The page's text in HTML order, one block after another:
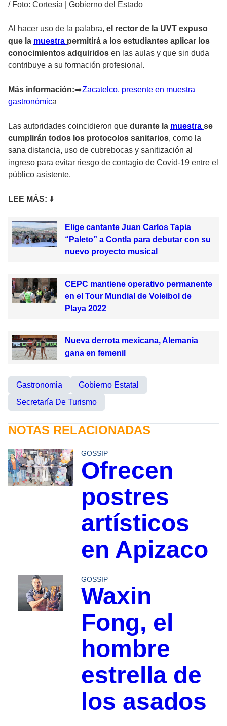
/ Foto: Cortesía | Gobierno del Estado
Al hacer uso de la palabra, el rector de la UVT expuso
que la muestra permitirá a los estudiantes aplicar los
conocimientos adquiridos en las aulas y que sin duda
contribuye a su formación profesional.
Más información:➡️Zacatelco, presente en muestra
gastronómica
Las autoridades coincidieron que durante la muestra se
cumplirán todos los protocolos sanitarios, como la
sana distancia, uso de cubrebocas y sanitización al
ingreso para evitar riesgo de contagio de Covid-19 entre el
público asistente.
LEE MÁS: ⬇️
Elige cantante Juan Carlos Tapia
“Paleto” a Contla para debutar con su
nuevo proyecto musical
CEPC mantiene operativo permanente
en el Tour Mundial de Voleibol de
Playa 2022
Nueva derrota mexicana, Alemania
gana en femenil
Gastronomia
Gobierno Estatal
Secretaría De Turismo
NOTAS RELACIONADAS
GOSSIP
Ofrecen
postres
artísticos
en Apizaco
GOSSIP
Waxin
Fong, el
hombre
estrella de
los asados